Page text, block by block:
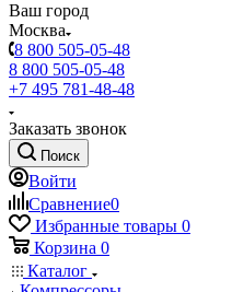
Ваш город
Москва
8 800 505-05-48
8 800 505-05-48
+7 495 781-48-48
Заказать звонок
Поиск
Войти
Сравнение0
Избранные товары 0
Корзина 0
Каталог